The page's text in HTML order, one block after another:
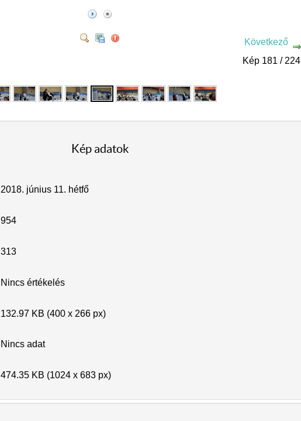
Következő
Kép 181 / 224
Kép adatok
2018. június 11. hétfő
954
313
Nincs értékelés
132.97 KB (400 x 266 px)
Nincs adat
474.35 KB (1024 x 683 px)